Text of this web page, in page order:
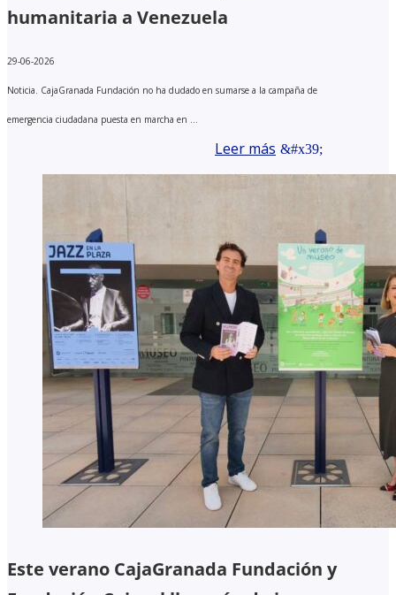
humanitaria a Venezuela
29-06-2026
Noticia. CajaGranada Fundación no ha dudado en sumarse a la campaña de
emergencia ciudadana puesta en marcha en ...
Leer más
Este verano CajaGranada Fundación y